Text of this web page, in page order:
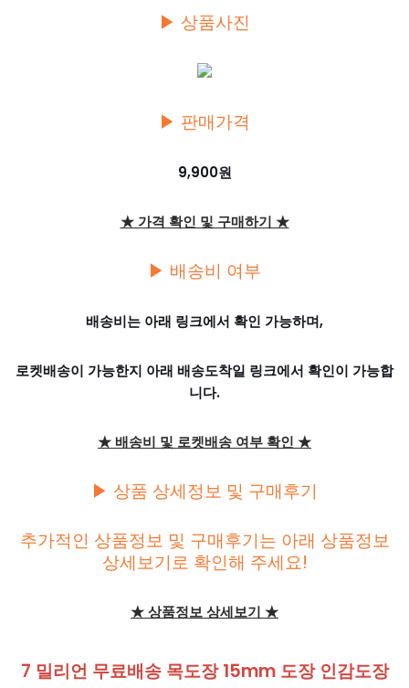
▶ 상품사진
▶ 판매가격
9,900원
★ 가격 확인 및 구매하기 ★
▶ 배송비 여부
배송비는 아래 링크에서 확인 가능하며,
로켓배송이 가능한지 아래 배송도착일 링크에서 확인이 가능합
니다.
★ 배송비 및 로켓배송 여부 확인 ★
▶ 상품 상세정보 및 구매후기
추가적인 상품정보 및 구매후기는 아래 상품정보
상세보기로 확인해 주세요!
★ 상품정보 상세보기 ★
7 밀리언 무료배송 목도장 15mm 도장 인감도장